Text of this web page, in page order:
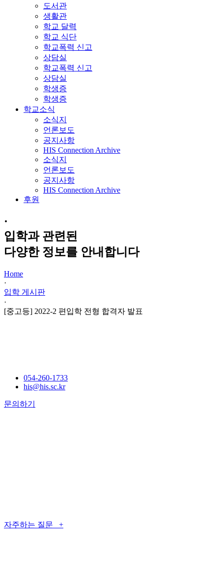
도서관
생활관
학교 달력
학교 식단
학교폭력 신고
상담실
학교폭력 신고
상담실
학생증
학생증
학교소식
소식지
언론보도
공지사항
HIS Connection Archive
소식지
언론보도
공지사항
HIS Connection Archive
후원
·
입학과 관련된
다양한 정보를 안내합니다
Home
·
입학 게시판
·
[중고등] 2022-2 편입학 전형 합격자 발표
054-260-1733
his@his.sc.kr
문의하기
자주하는 질문 +